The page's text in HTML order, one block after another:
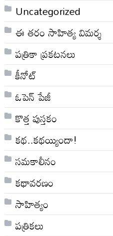
Uncategorized
ఈ తరం సాహిత్య విమర్శ
పత్రికా ప్రకటనలు
కీనోట్
ఓపెన్ పేజీ
కొత్త పుస్తకం
కథ..కథయ్యిందా!
సమకాలీనం
కథావరణం
సాహిత్యం
పత్రికలు